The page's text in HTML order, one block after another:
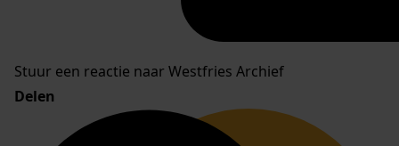
Stuur een reactie naar Westfries Archief
Delen